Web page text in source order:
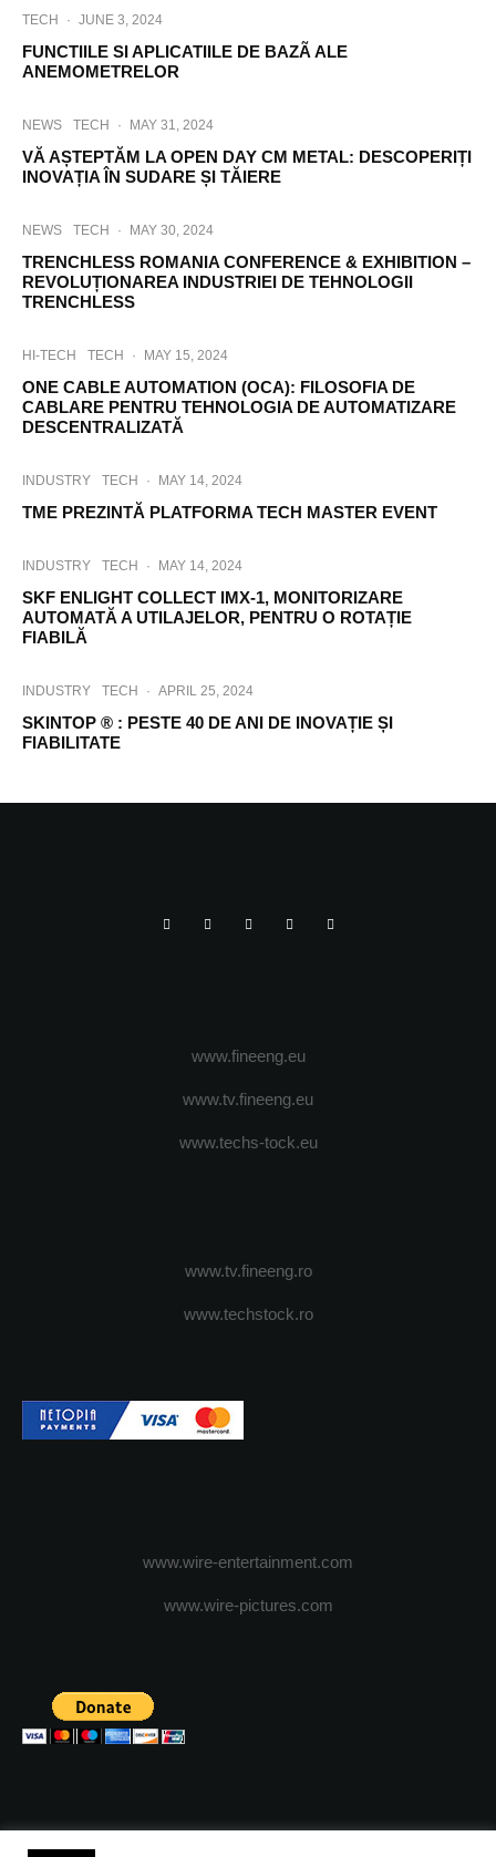
TECH · JUNE 3, 2024
FUNCTIILE SI APLICATIILE DE BAZÃ ALE
ANEMOMETRELOR
NEWS TECH · MAY 31, 2024
VĂ AȘTEPTĂM LA OPEN DAY CM METAL: DESCOPERIȚI
INOVAȚIA ÎN SUDARE ȘI TĂIERE
NEWS TECH · MAY 30, 2024
TRENCHLESS ROMANIA CONFERENCE & EXHIBITION –
REVOLUȚIONAREA INDUSTRIEI DE TEHNOLOGII
TRENCHLESS
HI-TECH TECH · MAY 15, 2024
ONE CABLE AUTOMATION (OCA): FILOSOFIA DE
CABLARE PENTRU TEHNOLOGIA DE AUTOMATIZARE
DESCENTRALIZATĂ
INDUSTRY TECH · MAY 14, 2024
TME PREZINTĂ PLATFORMA TECH MASTER EVENT
INDUSTRY TECH · MAY 14, 2024
SKF ENLIGHT COLLECT IMX-1, MONITORIZARE
AUTOMATĂ A UTILAJELOR, PENTRU O ROTAȚIE
FIABILĂ
INDUSTRY TECH · APRIL 25, 2024
SKINTOP ® : PESTE 40 DE ANI DE INOVAȚIE ȘI
FIABILITATE
www.fineeng.eu
www.tv.fineeng.eu
www.techs-tock.eu
www.tv.fineeng.ro
www.techstock.ro
www.wire-entertainment.com
www.wire-pictures.com